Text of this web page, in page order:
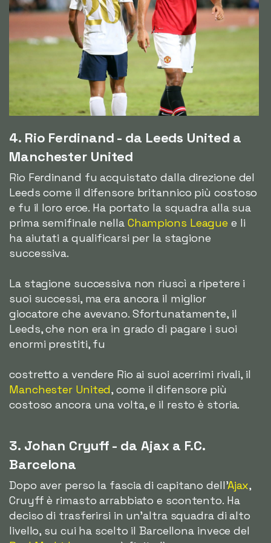
4. Rio Ferdinand - da Leeds United a
Manchester United
Rio Ferdinand fu acquistato dalla direzione del
Leeds come il difensore britannico più costoso
e fu il loro eroe. Ha portato la squadra alla sua
prima semifinale nella Champions League e li
ha aiutati a qualificarsi per la stagione
successiva.
La stagione successiva non riuscì a ripetere i
suoi successi, ma era ancora il miglior
giocatore che avevano. Sfortunatamente, il
Leeds, che non era in grado di pagare i suoi
enormi prestiti, fu
costretto a vendere Rio ai suoi acerrimi rivali, il
Manchester United, come il difensore più
costoso ancora una volta, e il resto è storia.
3. Johan Cryuff - da Ajax a F.C.
Barcelona
Dopo aver perso la fascia di capitano dell'Ajax,
Cruyff è rimasto arrabbiato e scontento. Ha
deciso di trasferirsi in un'altra squadra di alto
livello, su cui ha scelto il Barcellona invece del